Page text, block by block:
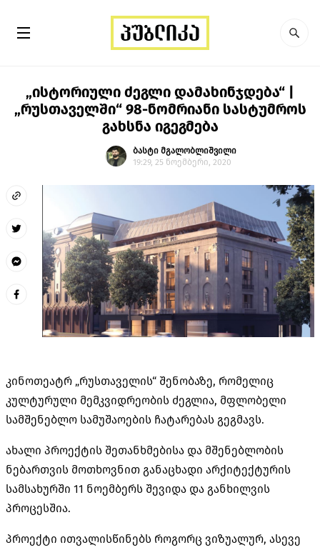
„ისტორიული ძეგლი დამახინჯდება“ |
„რუსთაველში“ 98-ნომრიანი სასტუმროს
გახსნა იგეგმება
ბასტი მგალობლიშვილი
19:29, 25 ნოემბერი, 2020
კინოთეატრ „რუსთაველის“ შენობაზე, რომელიც
კულტურული მემკვიდრეობის ძეგლია, მფლობელი
სამშენებლო სამუშაოების ჩატარებას გეგმავს.
ახალი პროექტის შეთანხმებისა და მშენებლობის
ნებართვის მოთხოვნით განაცხადი არქიტექტურის
სამსახურში 11 ნოემბერს შევიდა და განხილვის
პროცესშია.
პროექტი ითვალისწინებს როგორც ვიზუალურ, ასევე